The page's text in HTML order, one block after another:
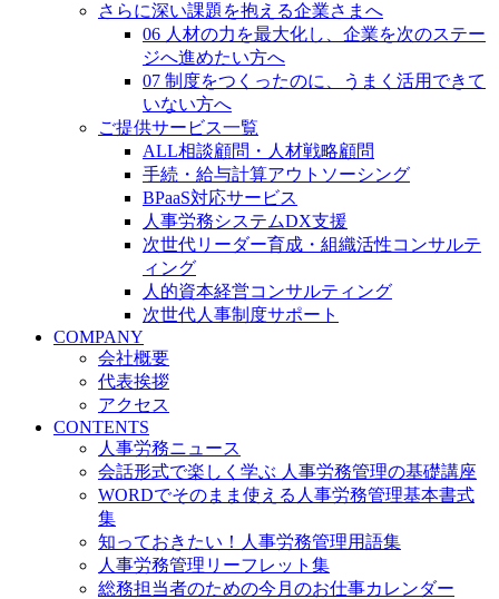
さらに深い課題を抱える企業さまへ
06 人材の力を最大化し、企業を次のステー
ジへ進めたい方へ
07 制度をつくったのに、うまく活用できて
いない方へ
ご提供サービス一覧
ALL相談顧問・人材戦略顧問
手続・給与計算アウトソーシング
BPaaS対応サービス
人事労務システムDX支援
次世代リーダー育成・組織活性コンサルテ
ィング
人的資本経営コンサルティング
次世代人事制度サポート
COMPANY
会社概要
代表挨拶
アクセス
CONTENTS
人事労務ニュース
会話形式で楽しく学ぶ 人事労務管理の基礎講座
WORDでそのまま使える人事労務管理基本書式
集
知っておきたい！人事労務管理用語集
人事労務管理リーフレット集
総務担当者のための今月のお仕事カレンダー